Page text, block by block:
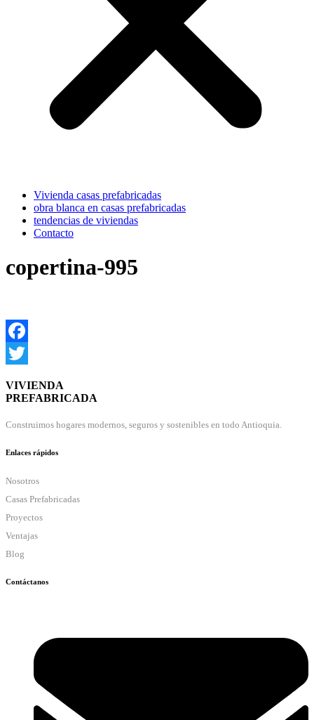
Vivienda casas prefabricadas
obra blanca en casas prefabricadas
tendencias de viviendas
Contacto
copertina-995
Facebook
VIVIENDA
PREFABRICADA
Construimos hogares modernos, seguros y sostenibles en todo Antioquia.
Enlaces rápidos
Nosotros
Casas Prefabricadas
Proyectos
Ventajas
Blog
Contáctanos